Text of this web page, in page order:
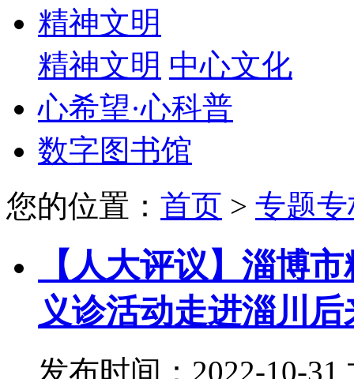
精神文明
精神文明 中心文化
心希望·心科普
数字图书馆
您的位置： 首页 > 专题
【人大评议】淄博
义诊活动走进淄川
发布时间：2022-10-31